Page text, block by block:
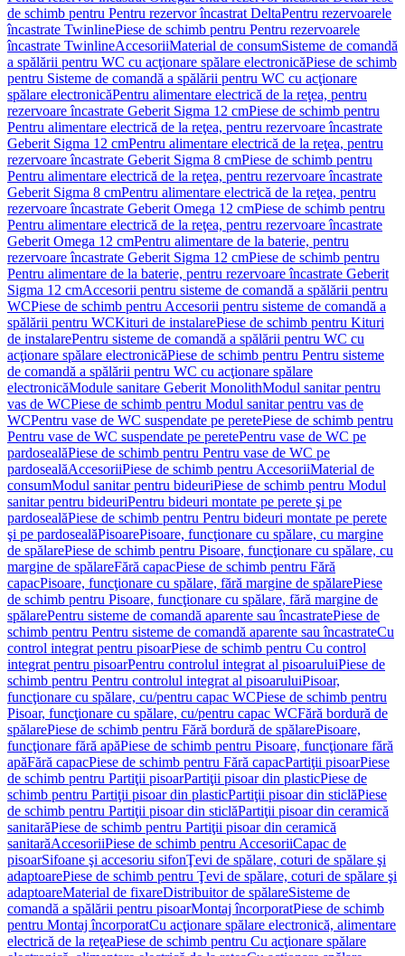
de schimb pentru Pentru rezervor încastrat DeltaPentru rezervoarele
încastrate TwinlinePiese de schimb pentru Pentru rezervoarele
încastrate TwinlineAccesoriiMaterial de consumSisteme de comandă
a spălării pentru WC cu acţionare spălare electronicăPiese de schimb
pentru Sisteme de comandă a spălării pentru WC cu acţionare
spălare electronicăPentru alimentare electrică de la reţea, pentru
rezervoare încastrate Geberit Sigma 12 cmPiese de schimb pentru
Pentru alimentare electrică de la reţea, pentru rezervoare încastrate
Geberit Sigma 12 cmPentru alimentare electrică de la reţea, pentru
rezervoare încastrate Geberit Sigma 8 cmPiese de schimb pentru
Pentru alimentare electrică de la reţea, pentru rezervoare încastrate
Geberit Sigma 8 cmPentru alimentare electrică de la reţea, pentru
rezervoare încastrate Geberit Omega 12 cmPiese de schimb pentru
Pentru alimentare electrică de la reţea, pentru rezervoare încastrate
Geberit Omega 12 cmPentru alimentare de la baterie, pentru
rezervoare încastrate Geberit Sigma 12 cmPiese de schimb pentru
Pentru alimentare de la baterie, pentru rezervoare încastrate Geberit
Sigma 12 cmAccesorii pentru sisteme de comandă a spălării pentru
WCPiese de schimb pentru Accesorii pentru sisteme de comandă a
spălării pentru WCKituri de instalarePiese de schimb pentru Kituri
de instalarePentru sisteme de comandă a spălării pentru WC cu
acţionare spălare electronicăPiese de schimb pentru Pentru sisteme
de comandă a spălării pentru WC cu acţionare spălare
electronicăModule sanitare Geberit MonolithModul sanitar pentru
vas de WCPiese de schimb pentru Modul sanitar pentru vas de
WCPentru vase de WC suspendate pe peretePiese de schimb pentru
Pentru vase de WC suspendate pe peretePentru vase de WC pe
pardosealăPiese de schimb pentru Pentru vase de WC pe
pardosealăAccesoriiPiese de schimb pentru AccesoriiMaterial de
consumModul sanitar pentru bideuriPiese de schimb pentru Modul
sanitar pentru bideuriPentru bideuri montate pe perete şi pe
pardosealăPiese de schimb pentru Pentru bideuri montate pe perete
şi pe pardosealăPisoarePisoare, funcţionare cu spălare, cu margine
de spălarePiese de schimb pentru Pisoare, funcţionare cu spălare, cu
margine de spălareFără capacPiese de schimb pentru Fără
capacPisoare, funcţionare cu spălare, fără margine de spălarePiese
de schimb pentru Pisoare, funcţionare cu spălare, fără margine de
spălarePentru sisteme de comandă aparente sau încastratePiese de
schimb pentru Pentru sisteme de comandă aparente sau încastrateCu
control integrat pentru pisoarPiese de schimb pentru Cu control
integrat pentru pisoarPentru controlul integrat al pisoaruluiPiese de
schimb pentru Pentru controlul integrat al pisoaruluiPisoar,
funcţionare cu spălare, cu/pentru capac WCPiese de schimb pentru
Pisoar, funcţionare cu spălare, cu/pentru capac WCFără bordură de
spălarePiese de schimb pentru Fără bordură de spălarePisoare,
funcţionare fără apăPiese de schimb pentru Pisoare, funcţionare fără
apăFără capacPiese de schimb pentru Fără capacPartiţii pisoarPiese
de schimb pentru Partiţii pisoarPartiţii pisoar din plasticPiese de
schimb pentru Partiţii pisoar din plasticPartiţii pisoar din sticlăPiese
de schimb pentru Partiţii pisoar din sticlăPartiţii pisoar din ceramică
sanitarăPiese de schimb pentru Partiţii pisoar din ceramică
sanitarăAccesoriiPiese de schimb pentru AccesoriiCapac de
pisoarSifoane şi accesoriu sifonŢevi de spălare, coturi de spălare şi
adaptoarePiese de schimb pentru Ţevi de spălare, coturi de spălare şi
adaptoareMaterial de fixareDistribuitor de spălareSisteme de
comandă a spălării pentru pisoarMontaj încorporatPiese de schimb
pentru Montaj încorporatCu acţionare spălare electronică, alimentare
electrică de la reţeaPiese de schimb pentru Cu acţionare spălare